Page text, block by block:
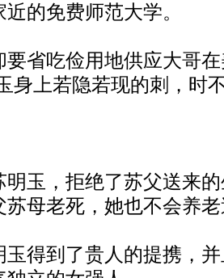
的免费师范大学。
省吃俭用地供应大哥
身上若隐若现的刺，时
明玉，拒绝了苏父送来
苏母老死，她也不会养
玉得到了贵人的提携，